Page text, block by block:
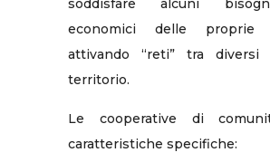
soddisfare alcuni
economici delle proprie
attivando “reti” tra
territorio.
Le cooperative di
caratteristiche specifiche: